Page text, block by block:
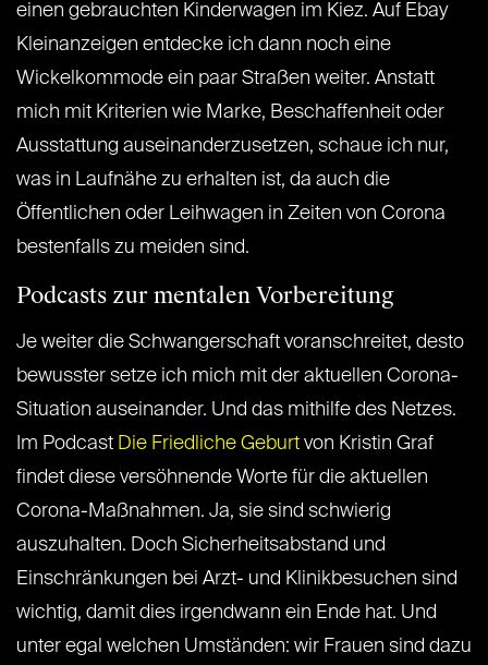
einen gebrauchten Kinderwagen im Kiez. Auf ​Ebay
Kleinanzeigen​ entdecke ich dann noch eine
Wickelkommode ein paar Straßen weiter. Anstatt
mich mit Kriterien wie Marke, Beschaffenheit oder
Ausstattung auseinanderzusetzen, schaue ich nur,
was in Laufnähe zu erhalten ist, da auch die
Öffentlichen oder Leihwagen in Zeiten von Corona
bestenfalls zu meiden sind.
Podcasts zur mentalen Vorbereitung
Je weiter die Schwangerschaft voranschreitet, desto
bewusster setze ich mich mit der aktuellen Corona-
Situation auseinander. Und das mithilfe des Netzes.
Im Podcast Die Friedliche Geburt ​von Kristin Graf
findet diese versöhnende Worte für die aktuellen
Corona-Maßnahmen. Ja, sie sind schwierig
auszuhalten. Doch Sicherheitsabstand und
Einschränkungen bei Arzt- und Klinikbesuchen sind
wichtig, damit dies irgendwann ein Ende hat. Und
unter egal welchen Umständen: wir Frauen sind dazu